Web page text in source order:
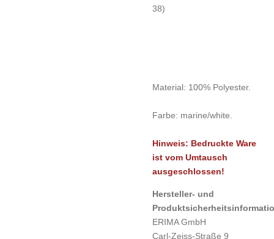
38)
Material: 100% Polyester.
Farbe: marine/white.
Hinweis: Bedruckte Ware
ist vom Umtausch
ausgeschlossen!
Hersteller- und
ERIMA GmbH
Carl-Zeiss-Straße 9